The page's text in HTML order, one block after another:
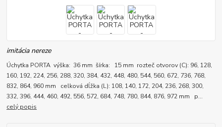
imitácia nereze
Úchytka PORTA výška: 36 mm šírka: 15 mm rozteč otvorov (C): 96, 128,
160, 192, 224, 256, 288, 320, 384, 432, 448, 480, 544, 560, 672, 736, 768,
832, 864, 960 mm celková dĺžka (L): 108, 140, 172, 204, 236, 268, 300,
332, 396, 444, 460, 492, 556, 572, 684, 748, 780, 844, 876, 972 mm p...
celý popis